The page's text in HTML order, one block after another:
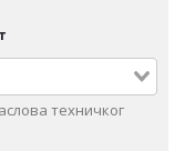
техничког